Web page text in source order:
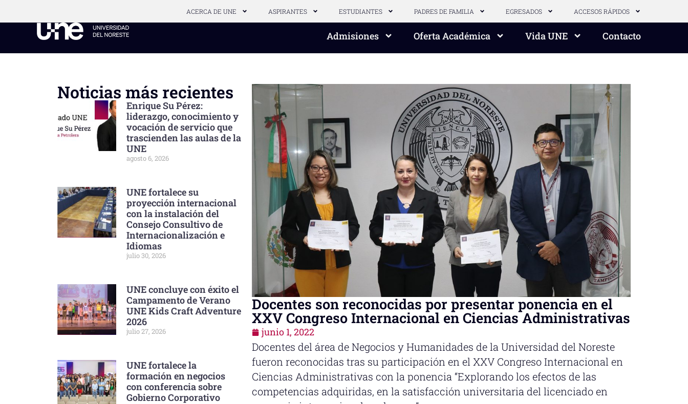
ACERCA DE UNE ASPIRANTES ESTUDIANTES PADRES DE FAMILIA EGRESADOS ACCESOS RÁPIDOS
Admisiones Oferta Académica Vida UNE Contacto
Noticias más recientes
Enrique Su Pérez:
liderazgo, conocimiento y
vocación de servicio que
trascienden las aulas de la
UNE
agosto 6, 2026
UNE fortalece su
proyección internacional
con la instalación del
Consejo Consultivo de
Internacionalización e
Idiomas
julio 30, 2026
UNE concluye con éxito el
Campamento de Verano
UNE Kids Craft Adventure
2026
julio 27, 2026
UNE fortalece la
formación en negocios
con conferencia sobre
Gobierno Corporativo
Docentes son reconocidas por presentar ponencia en el
XXV Congreso Internacional en Ciencias Administrativas
junio 1, 2022
Docentes del área de Negocios y Humanidades de la Universidad del Noreste
fueron reconocidas tras su participación en el XXV Congreso Internacional en
Ciencias Administrativas con la ponencia “Explorando los efectos de las
competencias adquiridas, en la satisfacción universitaria del licenciado en